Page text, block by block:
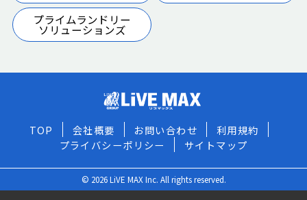
プライムランドリー
ソリューションズ
TOP 会社概要 お問い合わせ
利用規約
プライバシーポリシー
サイトマップ
© 2026 LiVE MAX Inc. All rights reserved.